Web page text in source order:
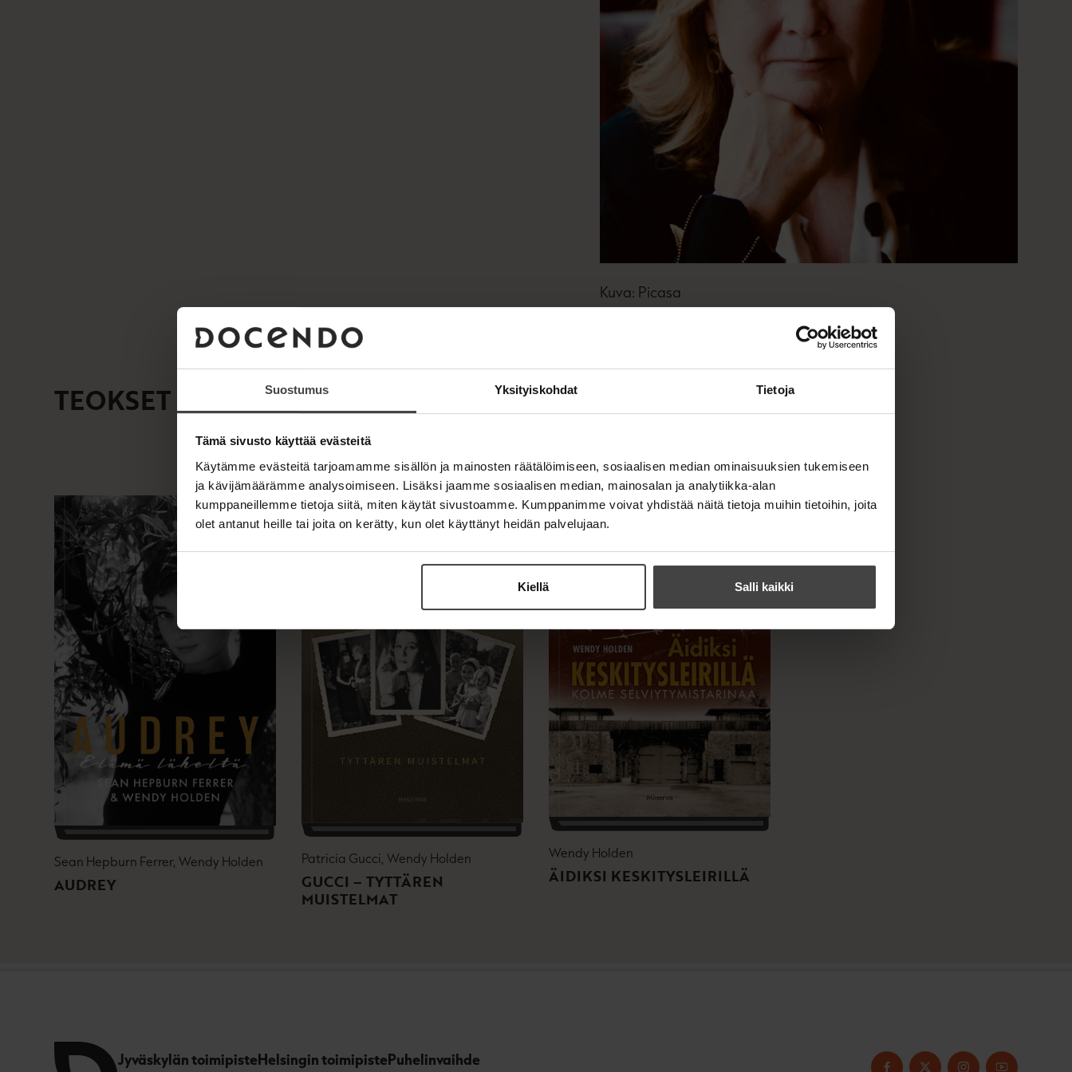
Suostumus Yksityiskohdat Tietoja
Tämä sivusto käyttää evästeitä
Käytämme evästeitä tarjoamamme sisällön ja mainosten räätälöimiseen, sosiaalisen median ominaisuuksien tukemiseen
ja kävijämäärämme analysoimiseen. Lisäksi jaamme sosiaalisen median, mainosalan ja analytiikka-alan
kumppaneillemme tietoja siitä, miten käytät sivustoamme. Kumppanimme voivat yhdistää näitä tietoja muihin tietoihin, joita
olet antanut heille tai joita on kerätty, kun olet käyttänyt heidän palvelujaan.
Kiellä Salli kaikki
Kuva: Picasa
TEOKSET
Sean Hepburn Ferrer, Wendy Holden
AUDREY
Patricia Gucci, Wendy Holden
GUCCI – TYTTÄREN
MUISTELMAT
Wendy Holden
ÄIDIKSI KESKITYSLEIRILLÄ
Jyväskylän toimipisteHelsingin toimipistePuhelinvaihde